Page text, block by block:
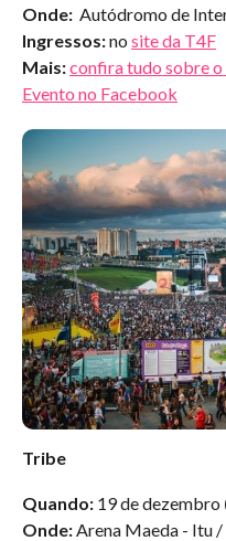
Onde: Autódromo de
Ingressos:no site da T4F
Mais:confira tudo sobre
Evento no Facebook
Tribe
Quando: 19 de dezembro
Onde:Arena Maeda - Itu /